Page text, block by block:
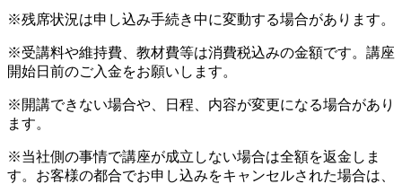
※残席状況は申し込み手続き中に変動する場合があります。
※受講料や維持費、教材費等は消費税込みの金額です。講座
開始日前のご入金をお願いします。
※開講できない場合や、日程、内容が変更になる場合があり
ます。
※当社側の事情で講座が成立しない場合は全額を返金しま
す。お客様の都合でお申し込みをキャンセルされた場合は、